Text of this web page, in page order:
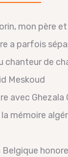
mon père
a parfois
chanteur de
Meskoud
avec Ghezala
mémoire
Belgique